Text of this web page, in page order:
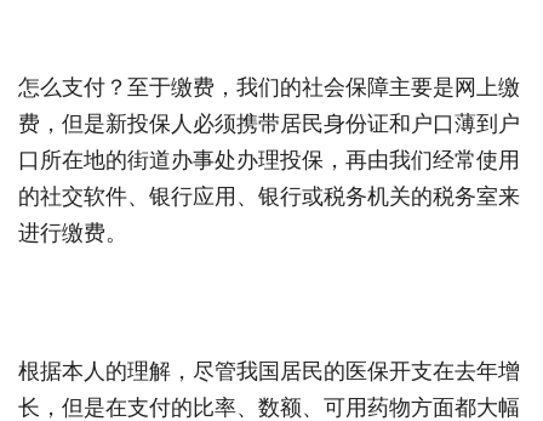
怎么支付？至于缴费，我们的社会保障主要是网上缴
费，但是新投保人必须携带居民身份证和户口薄到户
口所在地的街道办事处办理投保，再由我们经常使用
的社交软件、银行应用、银行或税务机关的税务室来
进行缴费。
根据本人的理解，尽管我国居民的医保开支在去年增
长，但是在支付的比率、数额、可用药物方面都大幅